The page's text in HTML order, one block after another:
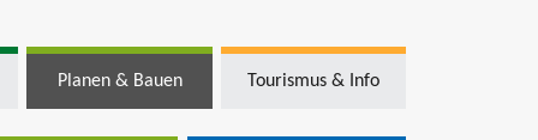
Planen & Bauen Tourismus & Info